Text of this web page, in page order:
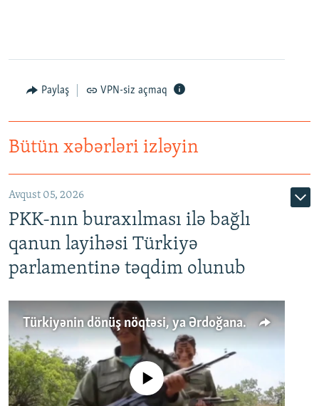
Paylaş VPN-siz açmaq
Bütün xəbərləri izləyin
Avqust 05, 2026
PKK-nın buraxılması ilə bağlı
qanun layihəsi Türkiyə
parlamentinə təqdim olunub
Türkiyənin dönüş nöqtəsi, ya Ərdoğana üçüncü şans: PKK ilə qəfil barışıq nə deməkdir?
No media source currently available